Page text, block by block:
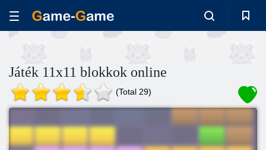
Játék 11x11 blokkok online
(Total 29)